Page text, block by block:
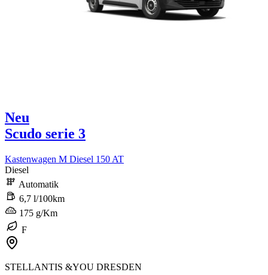
Neu
Scudo serie 3
Kastenwagen M Diesel 150 AT
Diesel
Automatik
6,7 l/100km
175 g/Km
F
STELLANTIS &YOU DRESDEN